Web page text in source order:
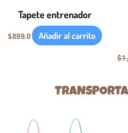
Tapete entrenador
$899.0 Añadir al carrito
$
producto